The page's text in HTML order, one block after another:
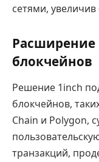
сетями,
Расширение
блокчейнов
Решение 1inch
блокчейнов,
Chain и Polygon,
транзакций,